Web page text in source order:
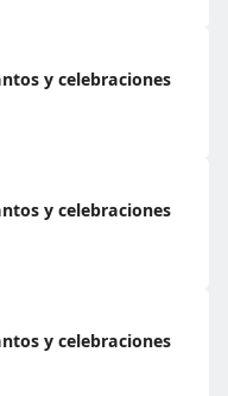
y celebraciones
y celebraciones
y celebraciones